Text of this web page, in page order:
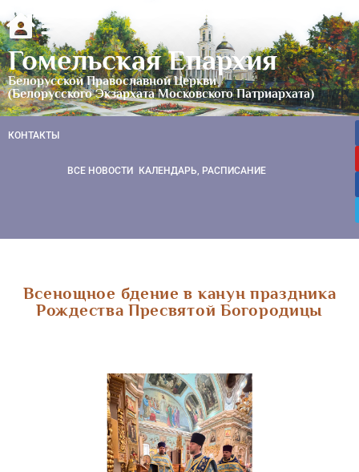
Гомельская Епархия
Белорусской Православной Церкви
(Белорусского Экзархата Московского Патриархата)
КОНТАКТЫ
ВСЕ НОВОСТИ КАЛЕНДАРЬ, РАСПИСАНИЕ
Всенощное бдение в канун праздника
Рождества Пресвятой Богородицы